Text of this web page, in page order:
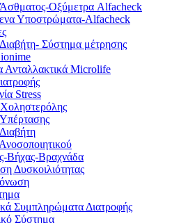
Άσθματος-Οξύμετρα Alfacheck
Υποστρώματα-Alfacheck
Διαβήτη- Σύστημα μέτρησης
Ανταλλακτικά Microlife
Stress
Χοληστερόλης
Υπέρτασης
Βήχας-Βραχνάδα
Δυσκοιλιότητας
Συμπληρώματα Διατροφής
Σύστημα